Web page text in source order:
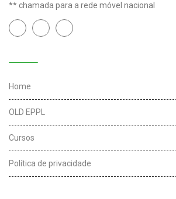
** chamada para a rede móvel nacional
Home
OLD EPPL
Cursos
Política de privacidade